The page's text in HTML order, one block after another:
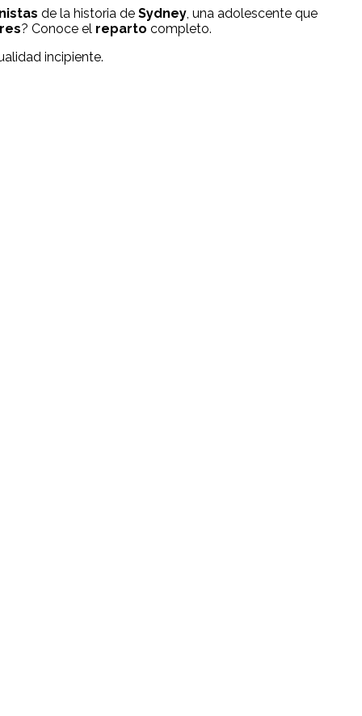
de la historia de Sydney , una adolescente que
? Conoce el reparto completo.
incipiente.